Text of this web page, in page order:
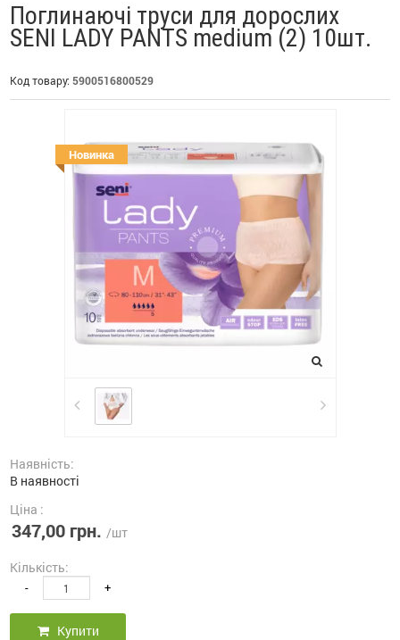
Поглинаючі труси для дорослих
SENI LADY PANTS medium (2) 10шт.
Код товару: 5900516800529
Новинка
Наявність:
В наявності
Ціна :
347,00 грн. /шт
Кількість:
- +
Купити